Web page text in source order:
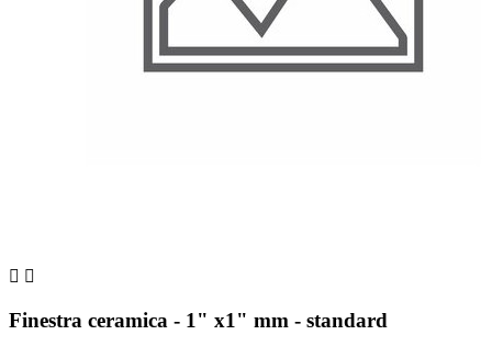
 
Finestra ceramica - 1" x1" mm - standard